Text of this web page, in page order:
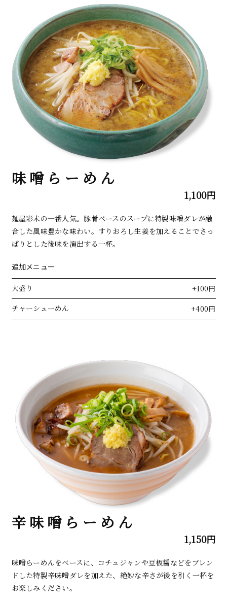
味噌らーめん
1,100円
麺屋彩未の一番人気。豚骨ベースのスープに特製味噌ダレが融
合した風味豊かな味わい。すりおろし生姜を加えることでさっ
ぱりとした後味を演出する一杯。
追加メニュー
大盛り
+100円
チャーシューめん
+400円
辛味噌らーめん
1,150円
味噌らーめんをベースに、コチュジャンや豆板醤などをブレン
ドした特製辛味噌ダレを加えた、絶妙な辛さが後を引く一杯を
お楽しみください。